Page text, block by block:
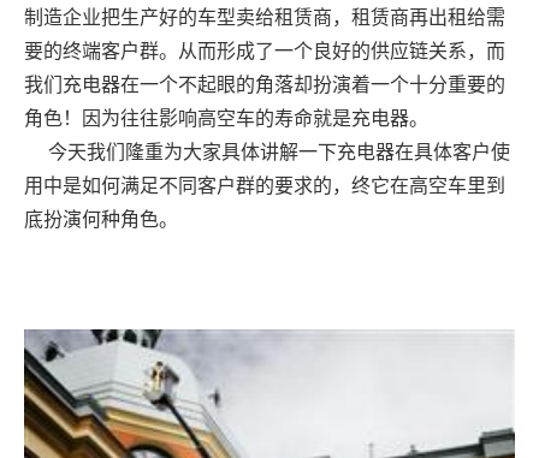
制造企业把生产好的车型卖给租赁商，租赁商再出租给需
要的终端客户群。从而形成了一个良好的供应链关系，而
我们充电器在一个不起眼的角落却扮演着一个十分重要的
角色！因为往往影响高空车的寿命就是充电器。
今天我们隆重为大家具体讲解一下充电器在具体客户使
用中是如何满足不同客户群的要求的，终它在高空车里到
底扮演何种角色。